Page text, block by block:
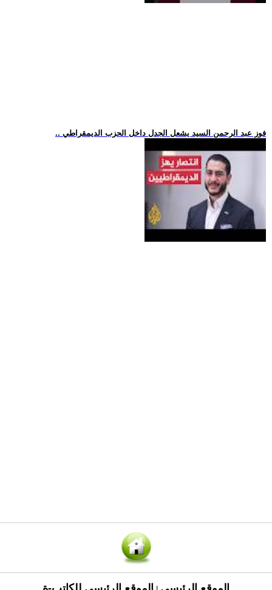
.. فوز عبد الرحمن السيد يشعل الجدل داخل الحزب الديمقراطي